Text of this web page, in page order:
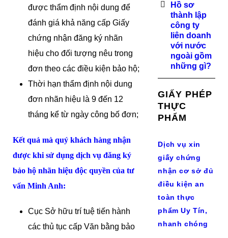
được thẩm định nội dung để
đánh giá khả năng cấp Giấy
chứng nhận đăng ký nhãn
hiệu cho đối tượng nêu trong
đơn theo các điều kiện bảo hộ;
Thời hạn thẩm định nội dung
đơn nhãn hiệu là 9 đến 12
tháng kể từ ngày công bố đơn;
Kết quả mà quý khách hàng nhận
được khi sử dụng dịch vụ đăng ký
bảo hộ nhãn hiệu độc quyền của tư
vấn Minh Anh:
Cục Sở hữu trí tuệ tiến hành
các thủ tục cấp Văn bằng bảo
Hồ sơ
thành lập
công ty
liên doanh
với nước
ngoài gồm
những gì?
GIẤY PHÉP
THỰC
PHẨM
Dịch vụ xin
giấy chứng
nhận cơ sở đủ
điều kiện an
toàn thực
phẩm Uy Tín,
nhanh chóng